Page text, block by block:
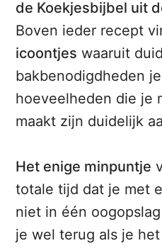
de Koekjesbijbel uit
Boven ieder recept
icoontjes waaruit
bakbenodigdheden
hoeveelheden die je
maakt zijn duidelijk
Het enige minpuntje
totale tijd dat je met
niet in één
je wel terug als je